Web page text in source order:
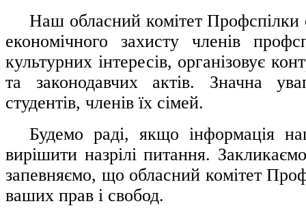
Наш обласний комітет Профспілки
економічного захисту членів
культурних інтересів, організовує
та законодавчих актів. Значна
студентів, членів їх сімей.
Будемо раді, якщо інформація
вирішити назрілі питання.
запевняємо, що обласний комітет
ваших прав і свобод.